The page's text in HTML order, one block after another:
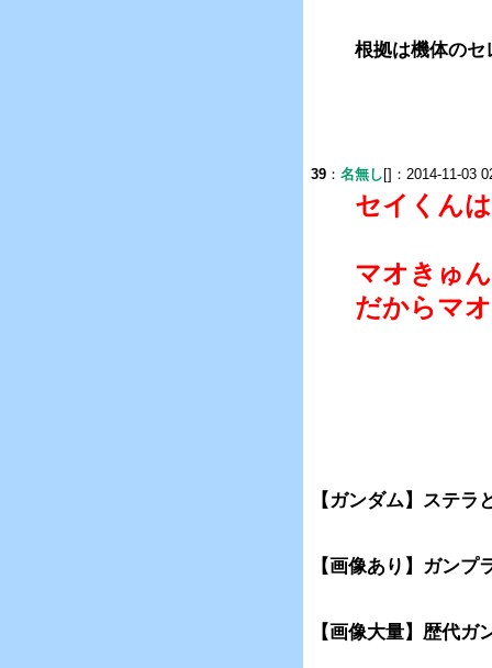
根拠は機体のセ
39 ： 名無し []：2014-11-03
セイくん
マオきゅ
だからマ
【ガンダム】ステ
【画像あり】ガン
【画像大量】歴代